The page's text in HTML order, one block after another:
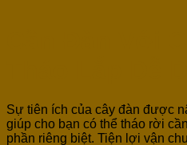
Sự tiên ích của cây đàn được
giúp cho bạn có thể tháo rời
phần riêng biệt. Tiện lợi vận